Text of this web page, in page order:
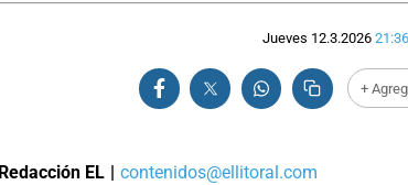
Jueves 12.3.2026 21:36
+
Redacción EL contenidos@ellitoral.com